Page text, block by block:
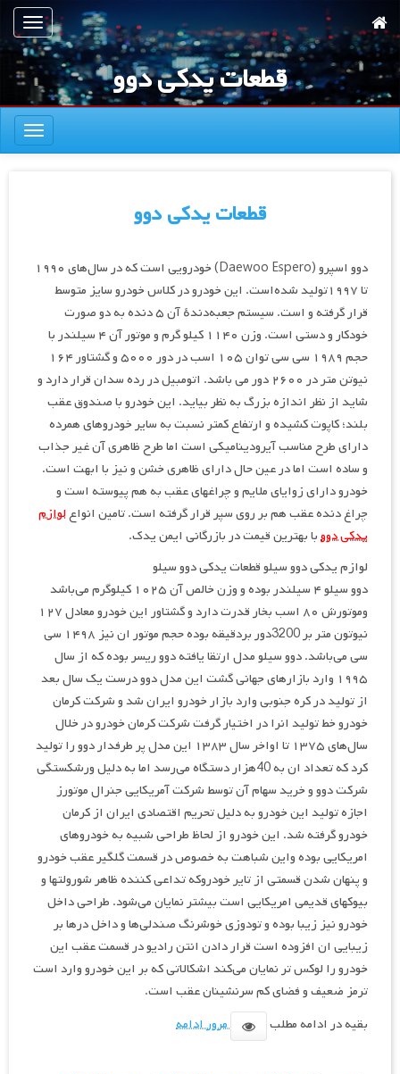
به
محتوای
اصلی
ناوبری
قطعات یدکی دوو
ناوبری
قطعات یدکی دوو
دوو اسپرو (Daewoo Espero) خودرویی است که در سال‌های ۱۹۹۰
تا ۱۹۹۷تولید شده‌است. این خودرو در کلاس خودرو سایز متوسط
قرار گرفته و است. سیستم جعبه‌دندهٔ آن ۵ دنده به دو صورت
خودکار و دستی است. وزن ۱۱۴۰ کیلو گرم و موتور آن ۴ سیلندر با
حجم ۱۹۸۹ سی سی توان ۱۰۵ اسب در دور ۵۰۰۰ و گشتاور ۱۶۴
نیوتن متر در ۲۶۰۰ دور می باشد. اتومبیل در رده سدان قرار دارد و
شاید از نظر اندازه بزرگ به نظر بیاید. این خودرو با صندوق عقب
بلند؛ کاپوت کشیده و ارتفاع کمتر نسبت به سایر خودروهای همرده
دارای طرح مناسب آیرودینامیکی است اما طرح ظاهری آن غیر جذاب
و ساده است اما در عین حال دارای ظاهری خشن و نیز با ابهت است.
خودرو دارای زوایای ملایم و چراغهای عقب به هم پیوسته است و
چراغ دنده عقب هم بر روی سپر قرار گرفته است. تامین انواعلوازم
یدکی دووبا بهترین قیمت در بازرگانی ایمن یدک.
لوازم یدکی دوو سیلو قطعات یدکی دوو سیلو
دوو سیلو ۴ سیلندر بوده و وزن خالص آن ۱۰۲۵ کیلوگرم می‌باشد
وموتورش ۸۰ اسب بخار قدرت دارد و گشتاور این خودرو معادل ۱۲۷
نیوتون متر بر 3200دور بردقیقه بوده حجم موتور ان نیز ۱۴۹۸ سی
سی می‌باشد. دوو سیلو مدل ارتقا یافته دوو ریسر بوده که از سال
۱۹۹۵ وارد بازارهای جهانی گشت این مدل دوو درست یک سال بعد
از تولید در کره جنوبی وارد بازار خودرو ایران شد و شرکت کرمان
خودرو خط تولید انرا در اختیار گرفت شرکت کرمان خودرو در خلال
سال‌های ۱۳۷۵ تا اواخر سال ۱۳۸۳ این مدل پر طرفدار دوو را تولید
کرد که تعداد ان به 40هزار دستگاه می‌رسد اما به دلیل ورشکستگی
شرکت دوو و خرید سهام آن توسط شرکت آمریکایی جنرال موتورز
اجازه تولید این خودرو به دلیل تحریم اقتصادی ایران از کرمان
خودرو گرفته شد. این خودرو از لحاظ طراحی شبیه به خودروهای
امریکایی بوده واین شباهت به خصوص در قسمت گلگیر عقب خودرو
و پنهان شدن قسمتی از تایر خودروکه تداعی کننده ظاهر شورولتها و
بیوکهای قدیمی امریکایی است بیشتر نمایان می‌شود. طراحی داخل
خودرو نیز زیبا بوده و تودوزی خوشرنگ صندلی‌ها و داخل درها بر
زیبایی ان افزوده است قرار دادن انتن رادیو در قسمت عقب این
خودرو را لوکس تر نمایان می‌کند اشکالاتی که بر این خودرو وارد است
ترمز ضعیف و فضای کم سرنشینان عقب است.
بقیه در ادامه مطلب
مرور ادامه